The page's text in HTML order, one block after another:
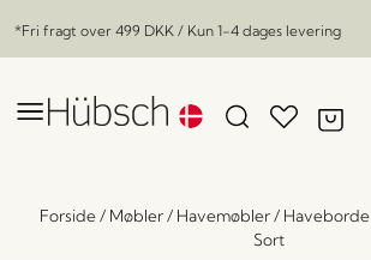
*Fri fragt over 499 DKK / Kun 1-4 dages levering
Forside/ Møbler/ Havemøbler/ Haveborde
Sort